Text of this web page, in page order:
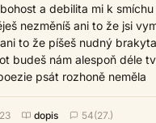
a debilita mi k
nezměníš ani to že jsi
to že píšeš nudný
budeš nám alespoň déle
psát rozhoně neměla
dopis 54(27.)